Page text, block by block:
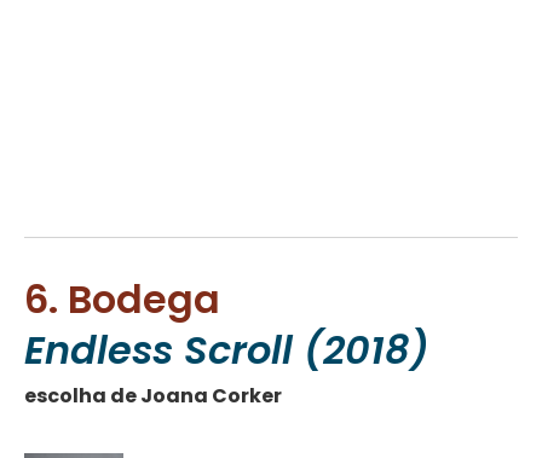
6. Bodega
Endless Scroll (2018)
escolha de Joana Corker